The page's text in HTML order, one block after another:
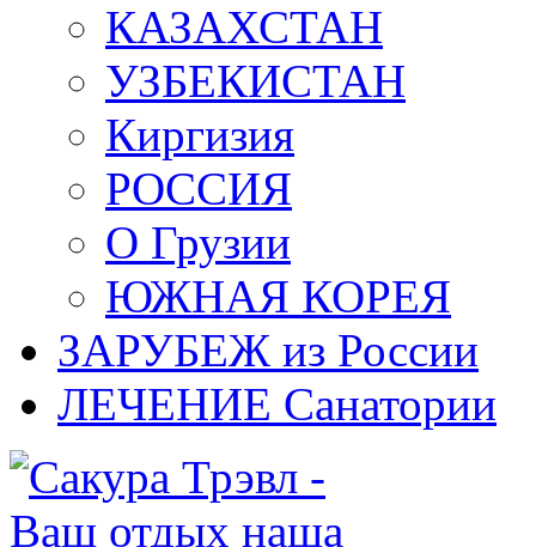
КАЗАХСТАН
УЗБЕКИСТАН
Киргизия
РОССИЯ
О Грузии
ЮЖНАЯ КОРЕЯ
ЗАРУБЕЖ из России
ЛЕЧЕНИЕ Санатории